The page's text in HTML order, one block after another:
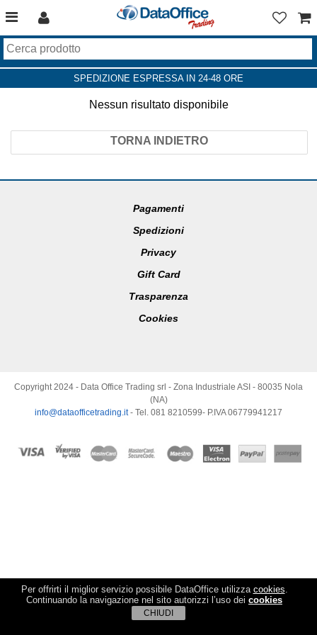
Per offrirti il miglior servizio possibile DataOffice utilizza cookies.
Continuando la navigazione nel sito autorizzi l’uso dei cookies
CHIUDI
SPEDIZIONE ESPRESSA IN 24-48 ORE
Nessun risultato disponibile
TORNA INDIETRO
Pagamenti
Spedizioni
Privacy
Gift Card
Trasparenza
Cookies
Copyright 2024 - Data Office Trading srl - Zona Industriale ASI - 80035 Nola
(NA)
info@dataofficetrading.it- Tel. 081 8210599- P.IVA 06779941217